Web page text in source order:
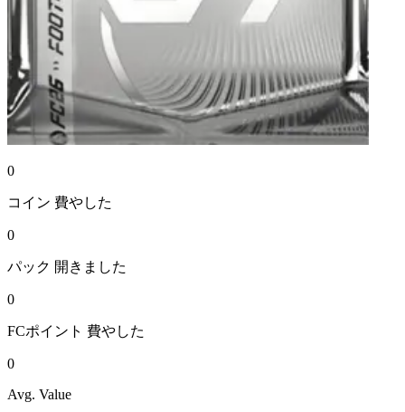
0
コイン 費やした
0
パック 開きました
0
FCポイント 費やした
0
Avg. Value